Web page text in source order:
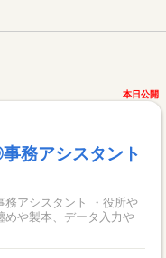
本日公開
務アシスタント
務アシスタント ・役所や
めや製本、データ入力や